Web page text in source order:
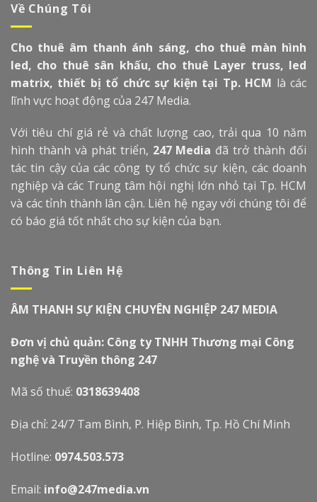
Về Chúng Tôi
Cho thuê âm thanh ánh sáng, cho thuê màn hình
led, cho thuê sân khấu, cho thuê Layer truss, led
matrix, thiết bị tổ chức sự kiện tại Tp. HCM là các
lĩnh vực hoạt động của 247 Media.
Với tiêu chí giá rẻ và chất lượng cao, trải qua 10 năm
hình thành và phát triển, 247 Media đã trở thành đối
tác tin cậy của các công ty tổ chức sự kiện, các doanh
nghiệp và các Trung tâm hội nghị lớn nhỏ tại Tp. HCM
và các tỉnh thành lân cận. Liên hệ ngay với chúng tôi để
có báo giá tốt nhất cho sự kiện của bạn.
Thông Tin Liên Hệ
ÂM THANH SỰ KIỆN CHUYÊN NGHIỆP 247 MEDIA
Đơn vị chủ quản: Công ty TNHH Thương mại Công
nghệ và Truyền thông 247
Mã số thuế: 0318639408
Địa chỉ: 24/7 Tam Bình, P. Hiệp Bình, Tp. Hồ Chí Minh
Hotline: 0974.503.573
Email: info@247media.vn